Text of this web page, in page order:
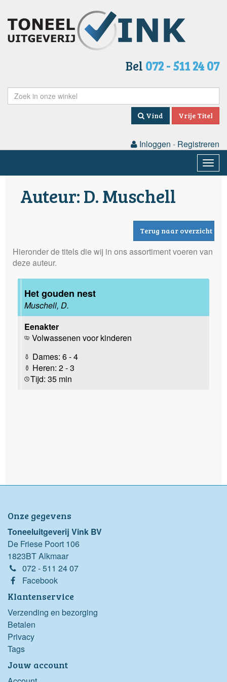
Bel 072 - 511 24 07
Vind Vrije Titel
Inloggen - Registreren
Auteur: D. Muschell
Terug naar overzicht
Hieronder de titels die wij in ons assortiment voeren van
deze auteur.
Het gouden nest
Muschell, D.
Eenakter
Volwassenen voor kinderen
Dames: 6 - 4
Heren: 2 - 3
Tijd: 35 min
Onze gegevens
Toneeluitgeverij Vink BV
De Friese Poort 106
1823BT Alkmaar
072 - 511 24 07
Facebook
Klantenservice
Verzending en bezorging
Betalen
Privacy
Tags
Jouw account